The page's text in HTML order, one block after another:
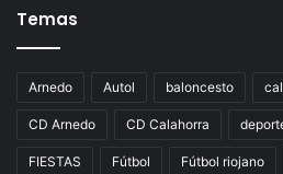
Temas
Arnedo Autol baloncesto
CD Arnedo CD Calahorra
FIESTAS Fútbol Fútbol riojano